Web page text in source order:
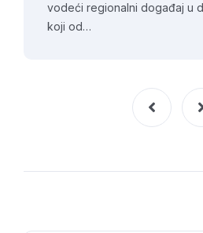
vodeći regionalni događaj u
koji od…